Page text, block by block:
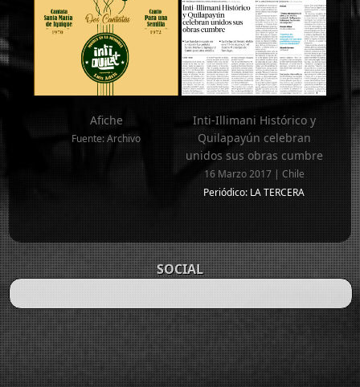
Afiche
Fuente: Archivo
Inti-Illimani Histórico y
Quilapayún celebran
unidos sus obras cumbre
16 Marzo 2017 | Chile
Periódico: LA TERCERA
SOCIAL